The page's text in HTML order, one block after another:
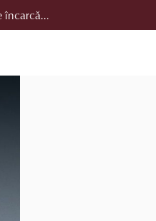
încarcă...